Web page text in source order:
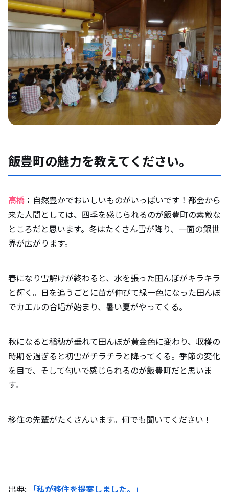
飯豊町の魅力を教えてください。
高橋 ： 自然豊かでおいしいものがいっぱいです！都会から
来た人間としては、四季を感じられるのが飯豊町の素敵な
ところだと思います。冬はたくさん雪が降り、一面の銀世
界が広がります。
春になり雪解けが終わると、水を張った田んぼがキラキラ
と輝く。日を追うごとに苗が伸びて緑一色になった田んぼ
でカエルの合唱が始まり、暑い夏がやってくる。
秋になると稲穂が垂れて田んぼが黄金色に変わり、収穫の
時期を過ぎると初雪がチラチラと降ってくる。季節の変化
を目で、そして匂いで感じられるのが飯豊町だと思いま
す。
移住の先輩がたくさんいます。何でも聞いてください！
出典: 「私が移住を提案しました。」